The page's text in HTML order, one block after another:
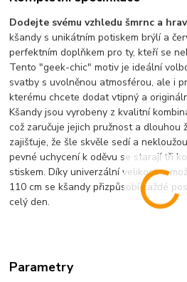
Dodejte svému vzhledu šmrnc a
kšandy s unikátním potiskem brýlí a
perfektním doplňkem pro ty, kteří se
Tento "geek-chic" motiv je ideální
svatby s uvolněnou atmosférou, ale i
kterému chcete dodat vtipný a
Kšandy jsou vyrobeny z kvalitní
což zaručuje jejich pružnost a dlouhou
zajišťuje, že šle skvěle sedí a
pevné uchycení k oděvu se starají tři
stiskem. Díky univerzální velikosti s
110 cm se kšandy přizpůsobí každé
celý den.
Parametry